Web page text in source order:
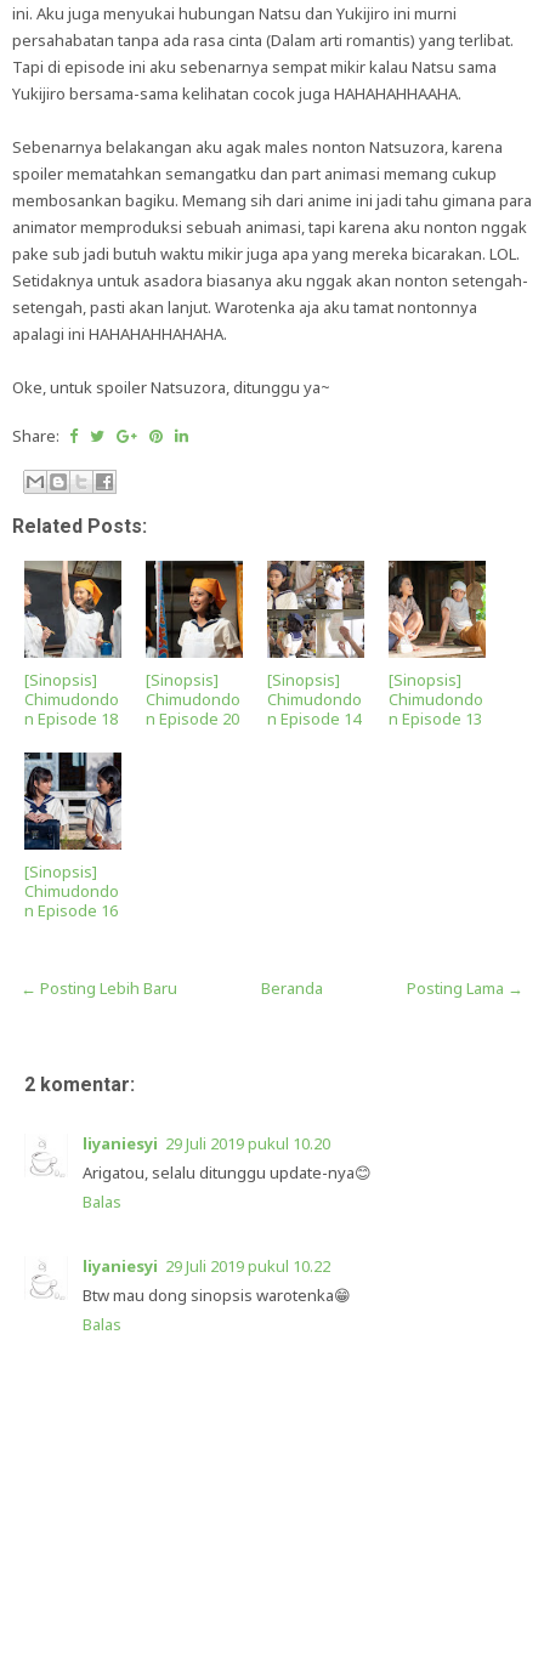
ini. Aku juga menyukai hubungan Natsu dan Yukijiro ini murni
persahabatan tanpa ada rasa cinta (Dalam arti romantis) yang terlibat.
Tapi di episode ini aku sebenarnya sempat mikir kalau Natsu sama
Yukijiro bersama-sama kelihatan cocok juga HAHAHAHHAAHA.
Sebenarnya belakangan aku agak males nonton Natsuzora, karena
spoiler mematahkan semangatku dan part animasi memang cukup
membosankan bagiku. Memang sih dari anime ini jadi tahu gimana para
animator memproduksi sebuah animasi, tapi karena aku nonton nggak
pake sub jadi butuh waktu mikir juga apa yang mereka bicarakan. LOL.
Setidaknya untuk asadora biasanya aku nggak akan nonton setengah-
setengah, pasti akan lanjut. Warotenka aja aku tamat nontonnya
apalagi ini HAHAHAHHAHAHA.
Oke, untuk spoiler Natsuzora, ditunggu ya~
Share:
Related Posts:
[Sinopsis]
Chimudondo
n Episode 18
[Sinopsis]
Chimudondo
n Episode 20
[Sinopsis]
Chimudondo
n Episode 14
[Sinopsis]
Chimudondo
n Episode 13
[Sinopsis]
Chimudondo
n Episode 16
← Posting Lebih Baru Posting Lama →
Beranda
2 komentar:
liyaniesyi 29 Juli 2019 pukul 10.20
Arigatou, selalu ditunggu update-nya😊
Balas
liyaniesyi 29 Juli 2019 pukul 10.22
Btw mau dong sinopsis warotenka😁
Balas